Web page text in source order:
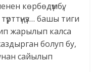
көрбөдүмбү,
башы тиги
жарылып калса
болуп бу,
сайылып